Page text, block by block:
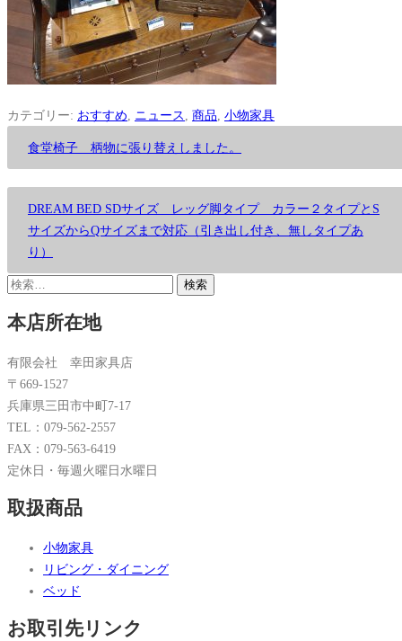
カテゴリー: おすすめ ニュース 商品 小物家具
ナ
シ
ン
前
の
投
稿:
食堂椅子 柄物に張り替えしました。
次
の
投
稿:
DREAM BED SDサイズ レッグ脚タイプ カラー２タイプとS
サイズからQサイズまで対応（引き出し付き、無しタイプあ
り）
検
本店所在地
有限会社 幸田家具店
〒669-1527
兵庫県三田市中町7-17
TEL：079-562-2557
FAX：079-563-6419
定休日・毎週火曜日水曜日
取扱商品
小物家具
リビング・ダイニング
ベッド
お取引先リンク